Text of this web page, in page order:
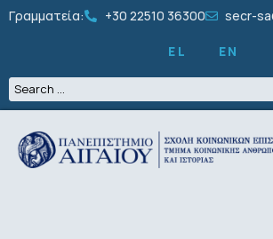
Γραμματεία: +30 22510 36300 secr-
EL EN